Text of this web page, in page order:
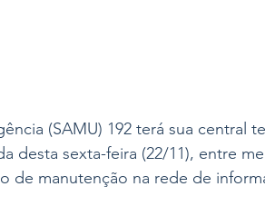
(SAMU) 192 terá sua central
desta sexta-feira (22/11), entre
de manutenção na rede de